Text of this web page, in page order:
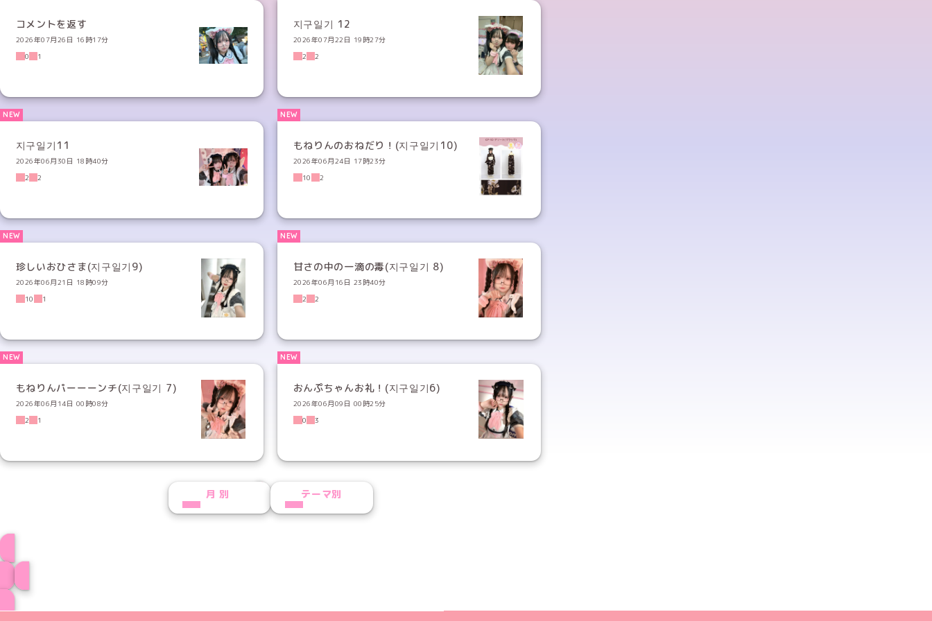
コメントを返す
2026年07月26日 16時17分
0
1
지구일기 12
2026年07月22日 19時27分
2
2
지구일기11
2026年06月30日 18時40分
2
2
もねりんのおねだり！(지구일기10)
2026年06月24日 17時23分
10
2
珍しいおひさま(지구일기9)
2026年06月21日 18時09分
10
1
甘さの中の一滴の毒(지구일기 8)
2026年06月16日 23時40分
2
2
もねりんパーーーンチ(지구일기 7)
2026年06月14日 00時08分
2
1
おんぷちゃんお礼！(지구일기6)
2026年06月09日 00時25分
0
3
NEXT
月別 テーマ別
めいどりーみんTikTok公式アカウント
めいどりーみんX公式アカウント
めいどりーみんInstagram公式アカウント
めいどりーみんFacebook公式アカウント
めいどりーみんYouTube公式アカウント